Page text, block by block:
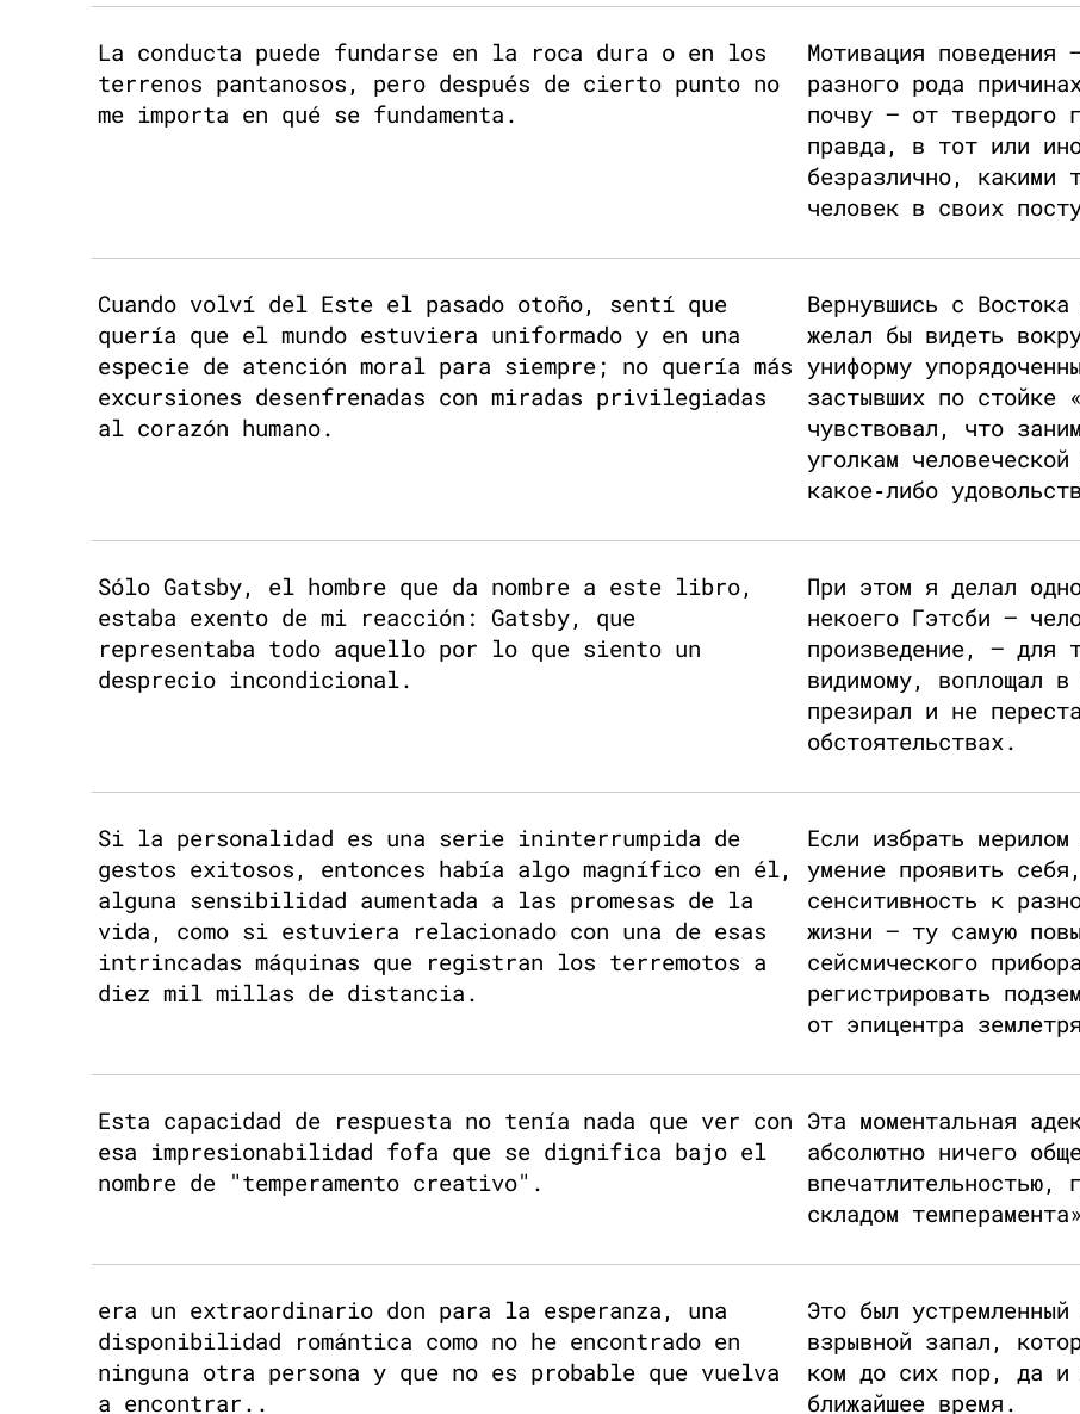
La conducta puede fundarse en la roca dura o en los
terrenos pantanosos, pero después de cierto punto no
me importa en qué se fundamenta.
Мотивация
разного рода
почву — от твердого
правда, в тот или
безразлично, какими
человек в своих
Cuando volví del Este el pasado otoño, sentí que
quería que el mundo estuviera uniformado y en una
especie de atención moral para siempre; no quería más
excursiones desenfrenadas con miradas privilegiadas
al corazón humano.
Вернувшись с
желал бы видеть
униформу
застывших по стойке
чувствовал, что
уголкам
какое‑либо
Sólo Gatsby, el hombre que da nombre a este libro,
estaba exento de mi reacción: Gatsby, que
representaba todo aquello por lo que siento un
desprecio incondicional.
При этом я делал
некоего Гэтсби —
произведение, — для
видимому, воплощал
презирал и не
обстоятельствах.
Si la personalidad es una serie ininterrumpida de
gestos exitosos, entonces había algo magnífico en él,
alguna sensibilidad aumentada a las promesas de la
vida, como si estuviera relacionado con una de esas
intrincadas máquinas que registran los terremotos a
diez mil millas de distancia.
Если избрать
умение проявить
сенситивность к
жизни — ту самую
сейсмического
регистрировать
от эпицентра
Esta capacidad de respuesta no tenía nada que ver con
esa impresionabilidad fofa que se dignifica bajo el
nombre de "temperamento creativo".
Эта моментальная
абсолютно ничего
впечатлительностью,
складом
era un extraordinario don para la esperanza, una
disponibilidad romántica como no he encontrado en
ninguna otra persona y que no es probable que vuelva
a encontrar..
Это был
взрывной запал,
ком до сих пор, да и
ближайшее время.